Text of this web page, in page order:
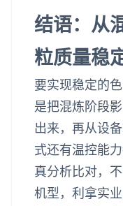
结语：从
粒质量稳
要实现稳定的
是把混炼阶段
出来，再从设
式还有温控能
真分析比对，
机型，利拿实